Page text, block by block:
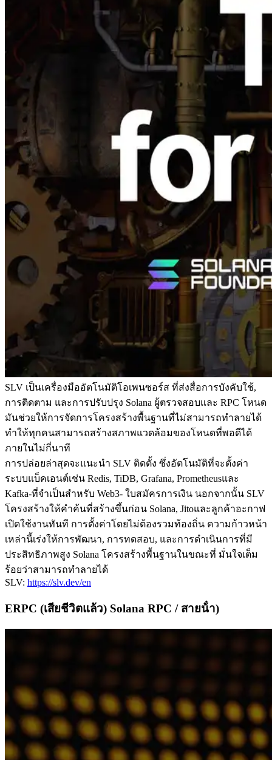
SLV เป็นเครื่องมืออัตโนมัติโอเพนซอร์ส ที่ส่งสื่อการบังคับใช้,
การติดตาม และการปรับปรุง Solana ผู้ตรวจสอบและ RPC โหนด
มันช่วยให้การจัดการโครงสร้างพื้นฐานที่ไม่สามารถทําลายได้
ทําให้ทุกคนสามารถสร้างสภาพแวดล้อมของโหนดที่พอดีได้
ภายในไม่กี่นาที
การปล่อยล่าสุดจะแนะนํา SLV ติดตั้ง ซึ่งอัตโนมัติที่จะตั้งค่า
ระบบแบ็คเอนต์เช่น Redis, TiDB, Grafana, Prometheusและ
Kafka-ที่จําเป็นสําหรับ Web3- ใบสมัครการเงิน นอกจากนั้น SLV
โครงสร้างให้คําค้นที่สร้างขึ้นก่อน Solana, Jitoและลูกค้าอะกาฟ
เปิดใช้งานทันที การตั้งค่าโดยไม่ต้องรวมท้องถิ่น ความก้าวหน้า
เหล่านี้เร่งให้การพัฒนา, การทดสอบ, และการดําเนินการที่มี
ประสิทธิภาพสูง Solana โครงสร้างพื้นฐานในขณะที่ มั่นใจเต็ม
ร้อยว่าสามารถทําลายได้
SLV: https://slv.dev/en
ERPC (เสียชีวิตแล้ว) Solana RPC / สายน้ํา)